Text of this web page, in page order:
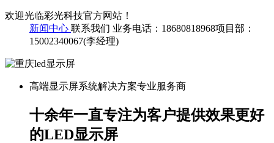
欢迎光临彩光科技官方网站！
新闻中心 联系我们 业务电话：18680818968项目部：
15002340067(李经理)
高端显示屏系统解决方案专业服务商
十余年一直专注为客户提供效果更好
的LED显示屏